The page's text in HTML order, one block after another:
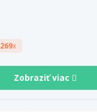
269x
Zobraziť viac